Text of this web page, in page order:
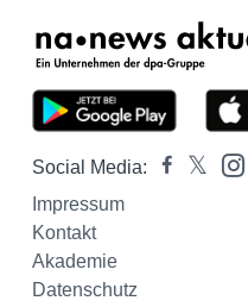
Social Media:
Impressum
Kontakt
Akademie
Datenschutz